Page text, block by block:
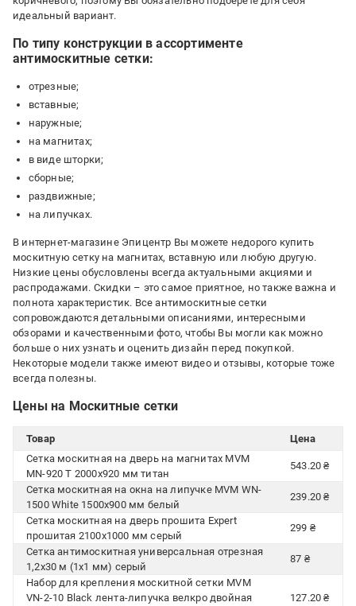
идеальный вариант.
По типу конструкции в ассортименте
антимоскитные сетки:
отрезные;
вставные;
наружные;
на магнитах;
в виде шторки;
сборные;
раздвижные;
на липучках.
В интернет-магазине Эпицентр Вы можете недорого купить
москитную сетку на магнитах, вставную или любую другую.
Низкие цены обусловлены всегда актуальными акциями и
распродажами. Скидки – это самое приятное, но также важна и
полнота характеристик. Все антимоскитные сетки
сопровождаются детальными описаниями, интересными
обзорами и качественными фото, чтобы Вы могли как можно
больше о них узнать и оценить дизайн перед покупкой.
Некоторые модели также имеют видео и отзывы, которые тоже
всегда полезны.
Цены на Москитные сетки
Товар
Цена
Сетка москитная на дверь на магнитах MVM
MN-920 T 2000х920 мм титан
543.20 ₴
Сетка москитная на окна на липучке MVM WN-
1500 White 1500х900 мм белый
239.20 ₴
Сетка москитная на дверь прошита Expert
прошитая 2100х1000 мм серый
299 ₴
Сетка антимоскитная универсальная отрезная
1,2х30 м (1х1 мм) серый
87 ₴
Набор для крепления москитной сетки MVM
VN-2-10 Black лента-липучка велкро двойная
127.20 ₴